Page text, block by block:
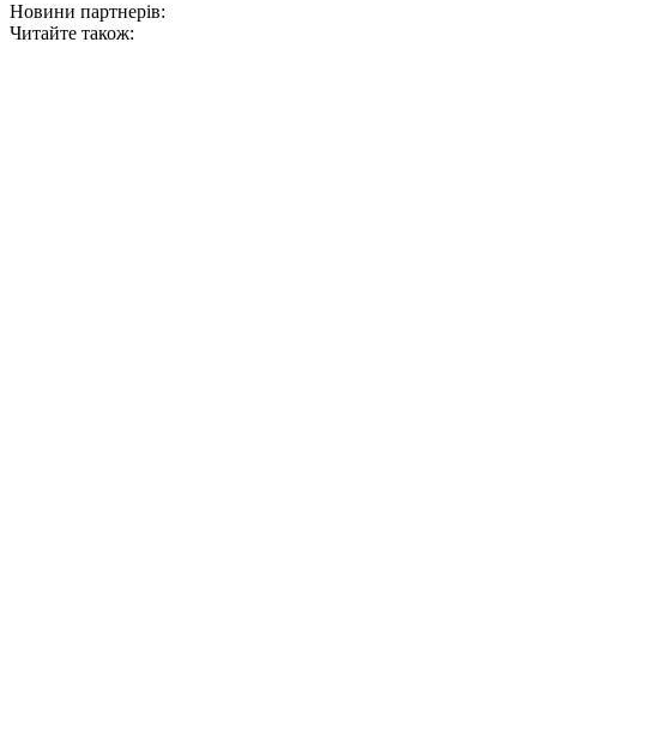
Новини партнерів:
Читайте також: